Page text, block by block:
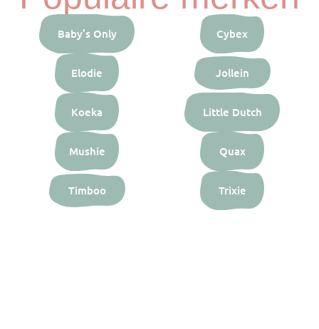
Baby’s Only Cybex
Elodie Jollein
Koeka Little Dutch
Mushie Quax
Timboo Trixie